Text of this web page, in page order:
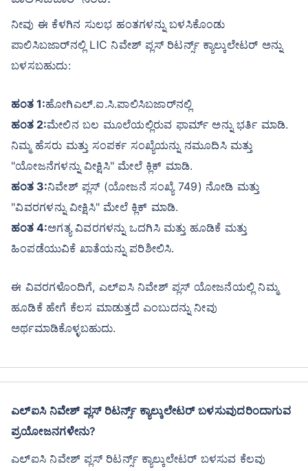
ನೀವು ಈ ಕೆಳಗಿನ ಸುಲಭ ಹಂತಗಳನ್ನು ಬಳಸಿಕೊಂಡು
ಪಾಲಿಸಿಬಜಾರ್‌ನಲ್ಲಿ LIC ನಿವೇಶ್ ಪ್ಲಸ್ ರಿಟರ್ನ್ಸ್ ಕ್ಯಾಲ್ಕುಲೇಟರ್ ಅನ್ನು
ಬಳಸಬಹುದು:
ಹಂತ 1:ಹೋಗಿಎಲ್.ಐ.ಸಿ.ಪಾಲಿಸಿಬಜಾರ್‌ನಲ್ಲಿ
ಹಂತ 2:ಮೇಲಿನ ಬಲ ಮೂಲೆಯಲ್ಲಿರುವ ಫಾರ್ಮ್ ಅನ್ನು ಭರ್ತಿ ಮಾಡಿ.
ನಿಮ್ಮ ಹೆಸರು ಮತ್ತು ಸಂಪರ್ಕ ಸಂಖ್ಯೆಯನ್ನು ನಮೂದಿಸಿ ಮತ್ತು
"ಯೋಜನೆಗಳನ್ನು ವೀಕ್ಷಿಸಿ" ಮೇಲೆ ಕ್ಲಿಕ್ ಮಾಡಿ.
ಹಂತ 3:ನಿವೇಶ್ ಪ್ಲಸ್ (ಯೋಜನೆ ಸಂಖ್ಯೆ 749) ನೋಡಿ ಮತ್ತು
"ವಿವರಗಳನ್ನು ವೀಕ್ಷಿಸಿ" ಮೇಲೆ ಕ್ಲಿಕ್ ಮಾಡಿ.
ಹಂತ 4:ಅಗತ್ಯ ವಿವರಗಳನ್ನು ಒದಗಿಸಿ ಮತ್ತು ಹೂಡಿಕೆ ಮತ್ತು
ಹಿಂಪಡೆಯುವಿಕೆ ಖಾತೆಯನ್ನು ಪರಿಶೀಲಿಸಿ.
ಈ ವಿವರಗಳೊಂದಿಗೆ, ಎಲ್ಐಸಿ ನಿವೇಶ್ ಪ್ಲಸ್ ಯೋಜನೆಯಲ್ಲಿ ನಿಮ್ಮ
ಹೂಡಿಕೆ ಹೇಗೆ ಕೆಲಸ ಮಾಡುತ್ತದೆ ಎಂಬುದನ್ನು ನೀವು
ಅರ್ಥಮಾಡಿಕೊಳ್ಳಬಹುದು.
ಎಲ್ಐಸಿ ನಿವೇಶ್ ಪ್ಲಸ್ ರಿಟರ್ನ್ಸ್ ಕ್ಯಾಲ್ಕುಲೇಟರ್ ಬಳಸುವುದರಿಂದಾಗುವ
ಪ್ರಯೋಜನಗಳೇನು?
ಎಲ್ಐಸಿ ನಿವೇಶ್ ಪ್ಲಸ್ ರಿಟರ್ನ್ಸ್ ಕ್ಯಾಲ್ಕುಲೇಟರ್ ಬಳಸುವ ಕೆಲವು